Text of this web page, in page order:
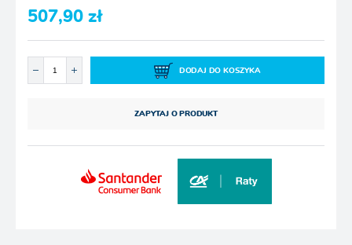
507,90 zł
DODAJ DO KOSZYKA
ZAPYTAJ O PRODUKT